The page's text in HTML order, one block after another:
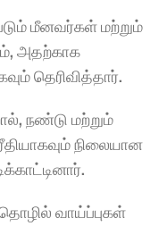
மீனவர்கள் மற்றும்
அதற்காக
தெரிவித்தார்.
நண்டு மற்றும்
நிலையான
வாய்ப்புகள்